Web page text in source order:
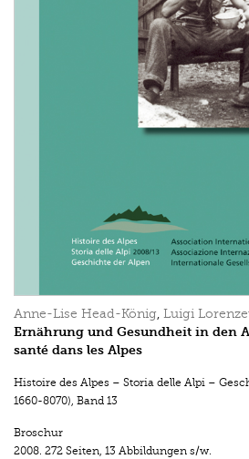
Anne-Lise Head-König, Luigi
Ernährung und Gesundheit in den
santé dans les Alpes
Histoire des Alpes – Storia delle Alpi –
1660-8070), Band 13
Broschur
2008. 272 Seiten, 13 Abbildungen s/w.